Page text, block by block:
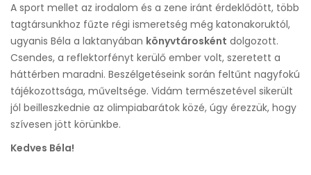
A sport mellet az irodalom és a zene iránt érdeklődött, több
tagtársunkhoz fűzte régi ismeretség még katonakoruktól,
ugyanis Béla a laktanyában könyvtárosként dolgozott.
Csendes, a reflektorfényt kerülő ember volt, szeretett a
háttérben maradni. Beszélgetéseink során feltűnt nagyfokú
tájékozottsága, műveltsége. Vidám természetével sikerült
jól beilleszkednie az olimpiabarátok közé, úgy érezzük, hogy
szívesen jött körünkbe.
Kedves Béla!